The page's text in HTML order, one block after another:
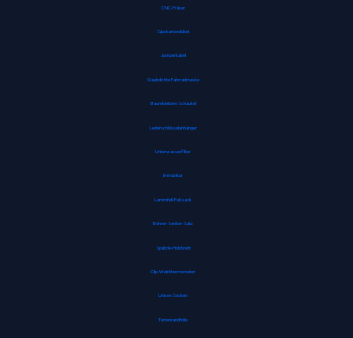
CNC-Fräser
Gipskartondübel
Jumperkabel
Staubdichte Fahrradmaske
Baumklettern Schaukel
Lederschlüsselanhänger
Unterwasserfilter
Immunkur
Lammfell-Fußsack
Bohrer-Senker-Satz
Spätzle-Holzbrett
Clip-Weinthermometer
Unisex Socken
Tortenrandfolie